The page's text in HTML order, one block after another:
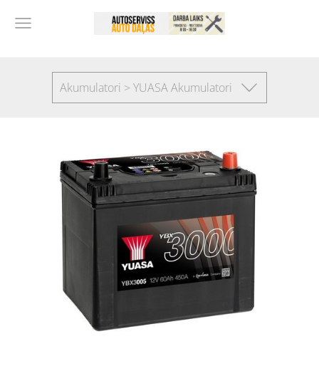
Akumulatori > YUASA Akumulatori